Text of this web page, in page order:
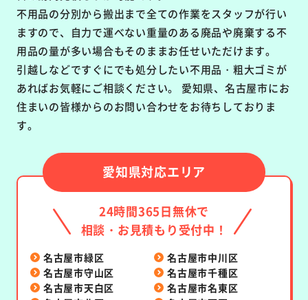
不用品の分別から搬出まで全ての作業をスタッフが行い
ますので、自力で運べない重量のある廃品や廃棄する不
用品の量が多い場合もそのままお任せいただけます。
引越しなどですぐにでも処分したい不用品・粗大ゴミが
あればお気軽にご相談ください。 愛知県、名古屋市にお
住まいの皆様からのお問い合わせをお待ちしておりま
す。
愛知県対応エリア
24時間365日無休で
相談・お見積もり受付中！
名古屋市緑区
名古屋市中川区
名古屋市守山区
名古屋市千種区
名古屋市天白区
名古屋市名東区